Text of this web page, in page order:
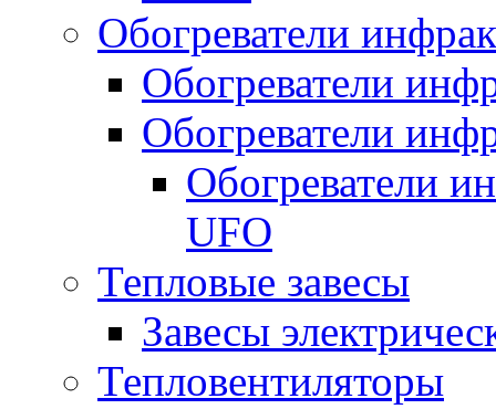
Обогреватели
Обогреватели
Обогреватели
Обогреватели
UFO
Тепловые завесы
Завесы
Тепловентиляторы